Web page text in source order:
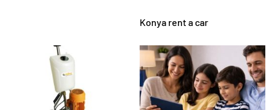
Konya rent a car